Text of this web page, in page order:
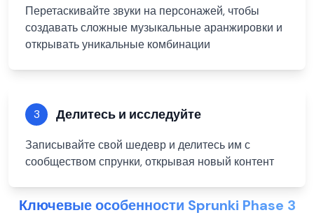
Перетаскивайте звуки на персонажей, чтобы
создавать сложные музыкальные аранжировки и
открывать уникальные комбинации
3 Делитесь и исследуйте
Записывайте свой шедевр и делитесь им с
сообществом спрунки, открывая новый контент
Ключевые особенности Sprunki Phase 3